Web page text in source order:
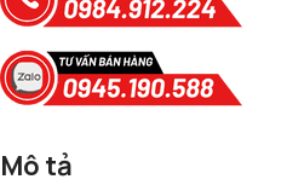
Mô tả